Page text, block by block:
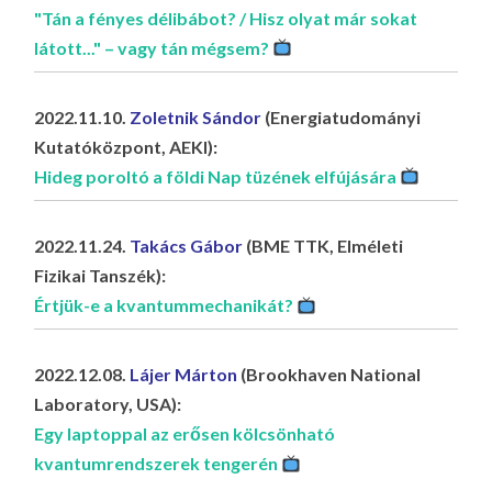
"Tán a fényes délibábot? / Hisz olyat már sokat
látott..." – vagy tán mégsem?
2022.11.10. Zoletnik Sándor (Energiatudományi
Kutatóközpont, AEKI):
Hideg poroltó a földi Nap tüzének elfújására
2022.11.24. Takács Gábor (BME TTK, Elméleti
Fizikai Tanszék):
Értjük-e a kvantummechanikát?
2022.12.08. Lájer Márton (Brookhaven National
Laboratory, USA):
Egy laptoppal az erősen kölcsönható
kvantumrendszerek tengerén